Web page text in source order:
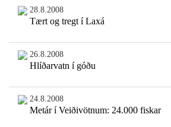
28.8.2008
Tært og tregt í Laxá
26.8.2008
Hlíðarvatn í góðu
24.8.2008
Metár í Veiðivötnum: 24.000 fiskar